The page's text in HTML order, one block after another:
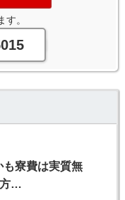
。
も寮費は実質無
方…